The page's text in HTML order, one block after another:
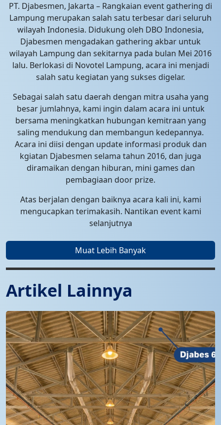
PT. Djabesmen, Jakarta – Rangkaian event gathering di
Lampung merupakan salah satu terbesar dari seluruh
wilayah Indonesia. Didukung oleh DBO Indonesia,
Djabesmen mengadakan gathering akbar untuk
wilayah Lampung dan sekitarnya pada bulan Mei 2016
lalu. Berlokasi di Novotel Lampung, acara ini menjadi
salah satu kegiatan yang sukses digelar.
Sebagai salah satu daerah dengan mitra usaha yang
besar jumlahnya, kami ingin dalam acara ini untuk
bersama meningkatkan hubungan kemitraan yang
saling mendukung dan membangun kedepannya.
Acara ini diisi dengan update informasi produk dan
kgiatan Djabesmen selama tahun 2016, dan juga
diramaikan dengan hiburan, mini games dan
pembagiaan door prize.
Atas berjalan dengan baiknya acara kali ini, kami
mengucapkan terimakasih. Nantikan event kami
selanjutnya
Muat Lebih Banyak
Artikel Lainnya